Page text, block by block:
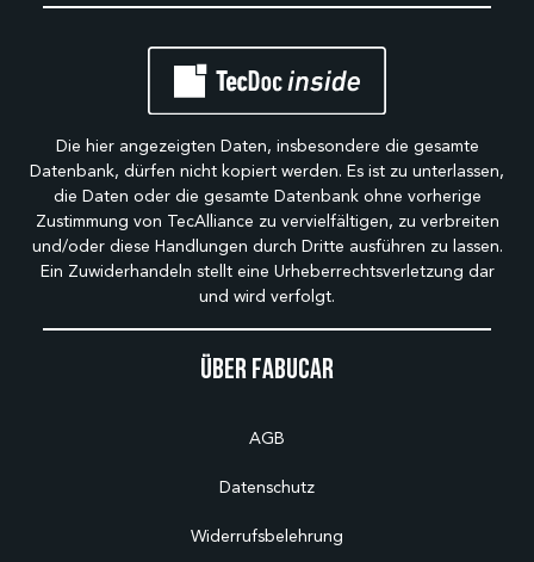
Über Fabucar
AGB
Datenschutz
Widerrufsbelehrung
Die hier angezeigten Daten, insbesondere die gesamte
Datenbank, dürfen nicht kopiert werden. Es ist zu unterlassen,
die Daten oder die gesamte Datenbank ohne vorherige
Zustimmung von TecAlliance zu vervielfältigen, zu verbreiten
und/oder diese Handlungen durch Dritte ausführen zu lassen.
Ein Zuwiderhandeln stellt eine Urheberrechtsverletzung dar
und wird verfolgt.